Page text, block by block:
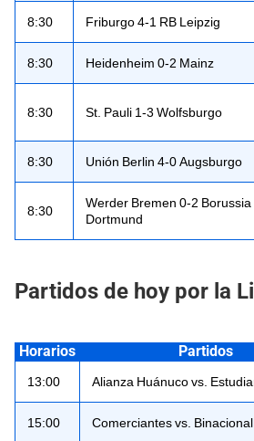
8:30 Friburgo 4-1 RB Leipzig
8:30 Heidenheim 0-2 Mainz
8:30 St. Pauli 1-3 Wolfsburgo
8:30 Unión Berlin 4-0 Augsburgo
8:30
Werder Bremen 0-2 Borussia
Dortmund
Partidos de hoy por la
Horarios Partidos
13:00 Alianza Huánuco vs.
15:00 Comerciantes vs. Binacional